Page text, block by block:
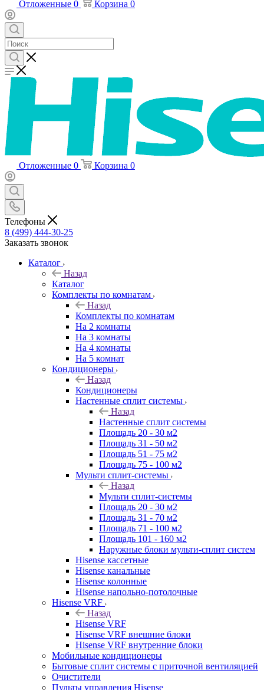
Отложенные 0 Корзина 0
Отложенные 0 Корзина 0
Телефоны
8 (499) 444-30-25
Заказать звонок
Каталог
Назад
Каталог
Комплекты по комнатам
Назад
Комплекты по комнатам
На 2 комнаты
На 3 комнаты
На 4 комнаты
На 5 комнат
Кондиционеры
Назад
Кондиционеры
Настенные сплит системы
Назад
Настенные сплит системы
Площадь 20 - 30 м2
Площадь 31 - 50 м2
Площадь 51 - 75 м2
Площадь 75 - 100 м2
Мульти сплит-системы
Назад
Мульти сплит-системы
Площадь 20 - 30 м2
Площадь 31 - 70 м2
Площадь 71 - 100 м2
Площадь 101 - 160 м2
Наружные блоки мульти-сплит систем
Hisense кассетные
Hisense канальные
Hisense колонные
Hisense напольно-потолочные
Hisense VRF
Назад
Hisense VRF
Hisense VRF внешние блоки
Hisense VRF внутренние блоки
Мобильные кондиционеры
Бытовые сплит системы с приточной вентиляцией
Очистители
Пульты управления Hisense